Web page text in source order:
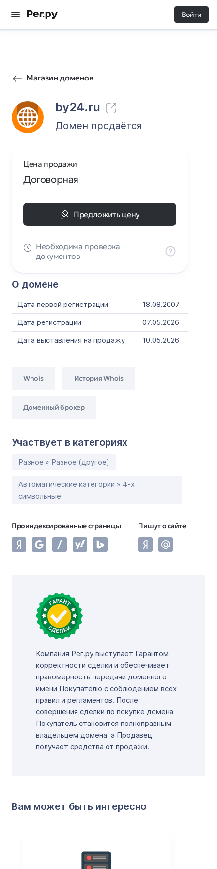
Войти
Магазин доменов
by24.ru
2 0
Домен продаётся
О домене
Дата первой регистрации
18.08.2007
Дата регистрации
07.05.2026
Дата выставления на продажу
10.05.2026
Whois История Whois
Доменный брокер
Участвует в категориях
Разное » Разное (другое)
Автоматические категории » 4-х
символьные
Проиндексированные страницы Пишут о сайте
Цена продажи
Договорная
Предложить цену
Необходима проверка
документов
Компания Рег.ру выступает Гарантом
корректности сделки и обеспечивает
правомерность передачи доменного
имени Покупателю с соблюдением всех
правил и регламентов. После
совершения сделки по покупке домена
Покупатель становится полноправным
владельцем домена, а Продавец
получает средства от продажи.
Вам может быть интересно